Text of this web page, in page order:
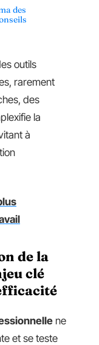
des
outils
rarement
des
la
à
de la
clé
ne
et se teste